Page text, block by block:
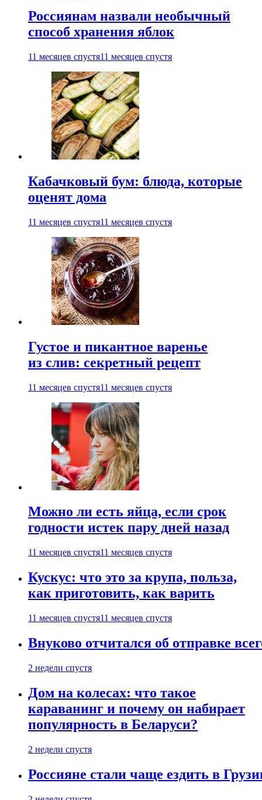
Россиянам назвали необычный
способ хранения яблок
11 месяцев спустя11 месяцев спустя
Кабачковый бум: блюда, которые
оценят дома
11 месяцев спустя11 месяцев спустя
Густое и пикантное варенье
из слив: секретный рецепт
11 месяцев спустя11 месяцев спустя
Можно ли есть яйца, если срок
годности истек пару дней назад
11 месяцев спустя11 месяцев спустя
Кускус: что это за крупа, польза,
как приготовить, как варить
11 месяцев спустя11 месяцев спустя
Внуково отчитался об отправке
2 недели спустя
Дом на колесах: что такое
караванинг и почему он набирает
популярность в Беларуси?
2 недели спустя
Россияне стали чаще ездить в